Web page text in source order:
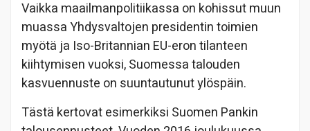
Vaikka maailmanpolitiikassa on kohissut muun
muassa Yhdysvaltojen presidentin toimien
myötä ja Iso-Britannian EU-eron tilanteen
kiihtymisen vuoksi, Suomessa talouden
kasvuennuste on suuntautunut ylöspäin.
Tästä kertovat esimerkiksi Suomen Pankin